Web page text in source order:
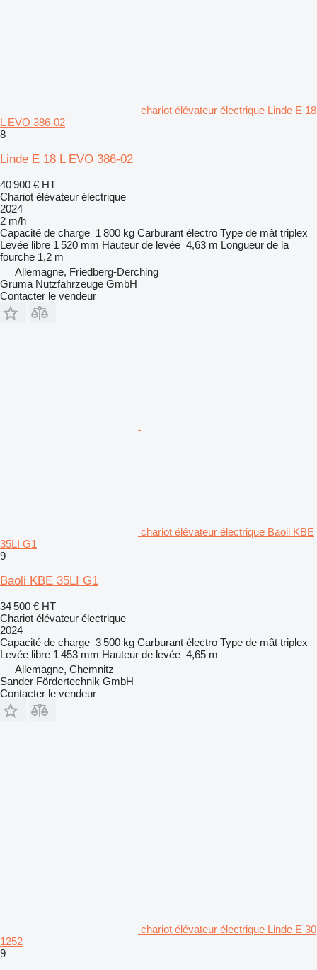
chariot élévateur électrique Linde E 18
L EVO 386-02
8
Linde E 18 L EVO 386-02
40 900 € HT
Chariot élévateur électrique
2024
2 m/h
Capacité de charge 1 800 kg Carburant électro Type de mât triplex
Levée libre 1 520 mm Hauteur de levée 4,63 m Longueur de la
fourche 1,2 m
Allemagne, Friedberg-Derching
Gruma Nutzfahrzeuge GmbH
Contacter le vendeur
chariot élévateur électrique Baoli KBE
35LI G1
9
Baoli KBE 35LI G1
34 500 € HT
Chariot élévateur électrique
2024
Capacité de charge 3 500 kg Carburant électro Type de mât triplex
Levée libre 1 453 mm Hauteur de levée 4,65 m
Allemagne, Chemnitz
Sander Fördertechnik GmbH
Contacter le vendeur
chariot élévateur électrique Linde E 30
1252
9